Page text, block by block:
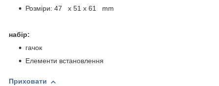
Розміри: 47 x 51 x 61 mm
набір:
гачок
Елементи встановлення
Приховати